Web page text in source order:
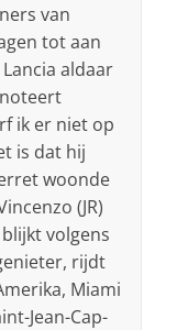
van
tot aan
aldaar
ik er niet op
is dat hij
woonde
(JR)
volgens
rijdt
Miami
Jean-Cap-